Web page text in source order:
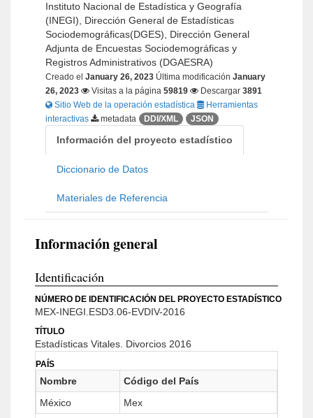
Instituto Nacional de Estadística y Geografía
(INEGI), Dirección General de Estadísticas
Sociodemográficas(DGES), Dirección General
Adjunta de Encuestas Sociodemográficas y
Registros Administrativos (DGAESRA)
Creado el January 26, 2023 Última modificación January
26, 2023
Visitas a la página 59819 Descargar 3891
Sitio Web de la operación estadística
Herramientas
interactivas
metadata DDI/XML JSON
Información del proyecto estadístico
Diccionario de Datos
Materiales de Referencia
Información general
Identificación
NÚMERO DE IDENTIFICACIÓN DEL PROYECTO ESTADÍSTICO
MEX-INEGI.ESD3.06-EVDIV-2016
TÍTULO
Estadísticas Vitales. Divorcios 2016
PAÍS
Nombre
Código del País
México
Mex